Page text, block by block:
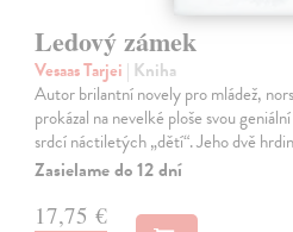
Ledový zámek
Vesaas Tarjei | Kniha
Autor brilantní novely pro mládež,
prokázal na nevelké ploše svou
srdcí náctiletých „dětí“. Jeho dvě
Zasielame do 12 dní
17,75 €